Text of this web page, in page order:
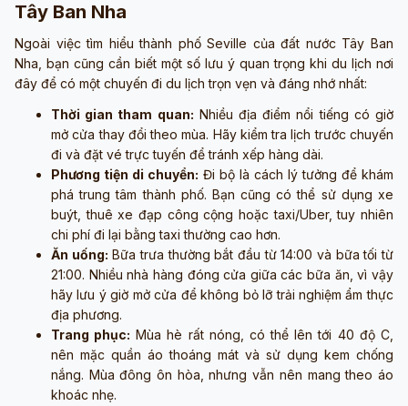
Tây Ban Nha
Ngoài việc tìm hiểu thành phố Seville của đất nước Tây Ban
Nha, bạn cũng cần biết một số lưu ý quan trọng khi du lịch nơi
đây để có một chuyến đi du lịch trọn vẹn và đáng nhớ nhất:
Thời gian tham quan: Nhiều địa điểm nổi tiếng có giờ
mở cửa thay đổi theo mùa. Hãy kiểm tra lịch trước chuyến
đi và đặt vé trực tuyến để tránh xếp hàng dài.
Phương tiện di chuyển: Đi bộ là cách lý tưởng để khám
phá trung tâm thành phố. Bạn cũng có thể sử dụng xe
buýt, thuê xe đạp công cộng hoặc taxi/Uber, tuy nhiên
chi phí đi lại bằng taxi thường cao hơn.
Ăn uống: Bữa trưa thường bắt đầu từ 14:00 và bữa tối từ
21:00. Nhiều nhà hàng đóng cửa giữa các bữa ăn, vì vậy
hãy lưu ý giờ mở cửa để không bỏ lỡ trải nghiệm ẩm thực
địa phương.
Trang phục: Mùa hè rất nóng, có thể lên tới 40 độ C,
nên mặc quần áo thoáng mát và sử dụng kem chống
nắng. Mùa đông ôn hòa, nhưng vẫn nên mang theo áo
khoác nhẹ.